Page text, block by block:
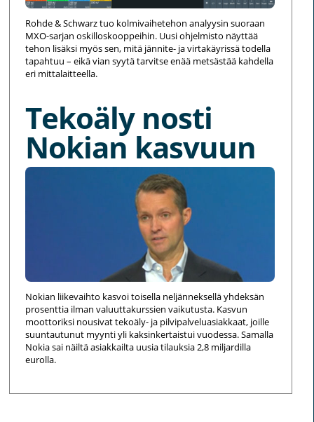
Rohde & Schwarz tuo kolmivaihetehon analyysin suoraan
MXO-sarjan oskilloskooppeihin. Uusi ohjelmisto näyttää
tehon lisäksi myös sen, mitä jännite- ja virtakäyrissä todella
tapahtuu – eikä vian syytä tarvitse enää metsästää kahdella
eri mittalaitteella.
Tekoäly nosti
Nokian kasvuun
Nokian liikevaihto kasvoi toisella neljänneksellä yhdeksän
prosenttia ilman valuuttakurssien vaikutusta. Kasvun
moottoriksi nousivat tekoäly- ja pilvipalveluasiakkaat, joille
suuntautunut myynti yli kaksinkertaistui vuodessa. Samalla
Nokia sai näiltä asiakkailta uusia tilauksia 2,8 miljardilla
eurolla.